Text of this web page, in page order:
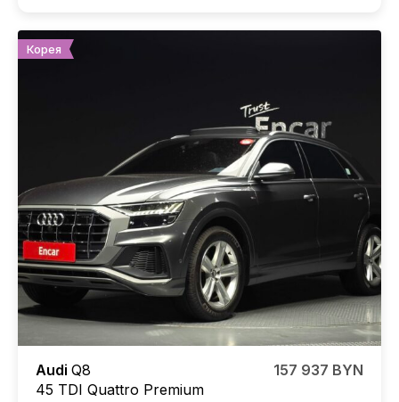
Корея
Audi Q8
45 TDI Quattro Premium
157 937 BYN